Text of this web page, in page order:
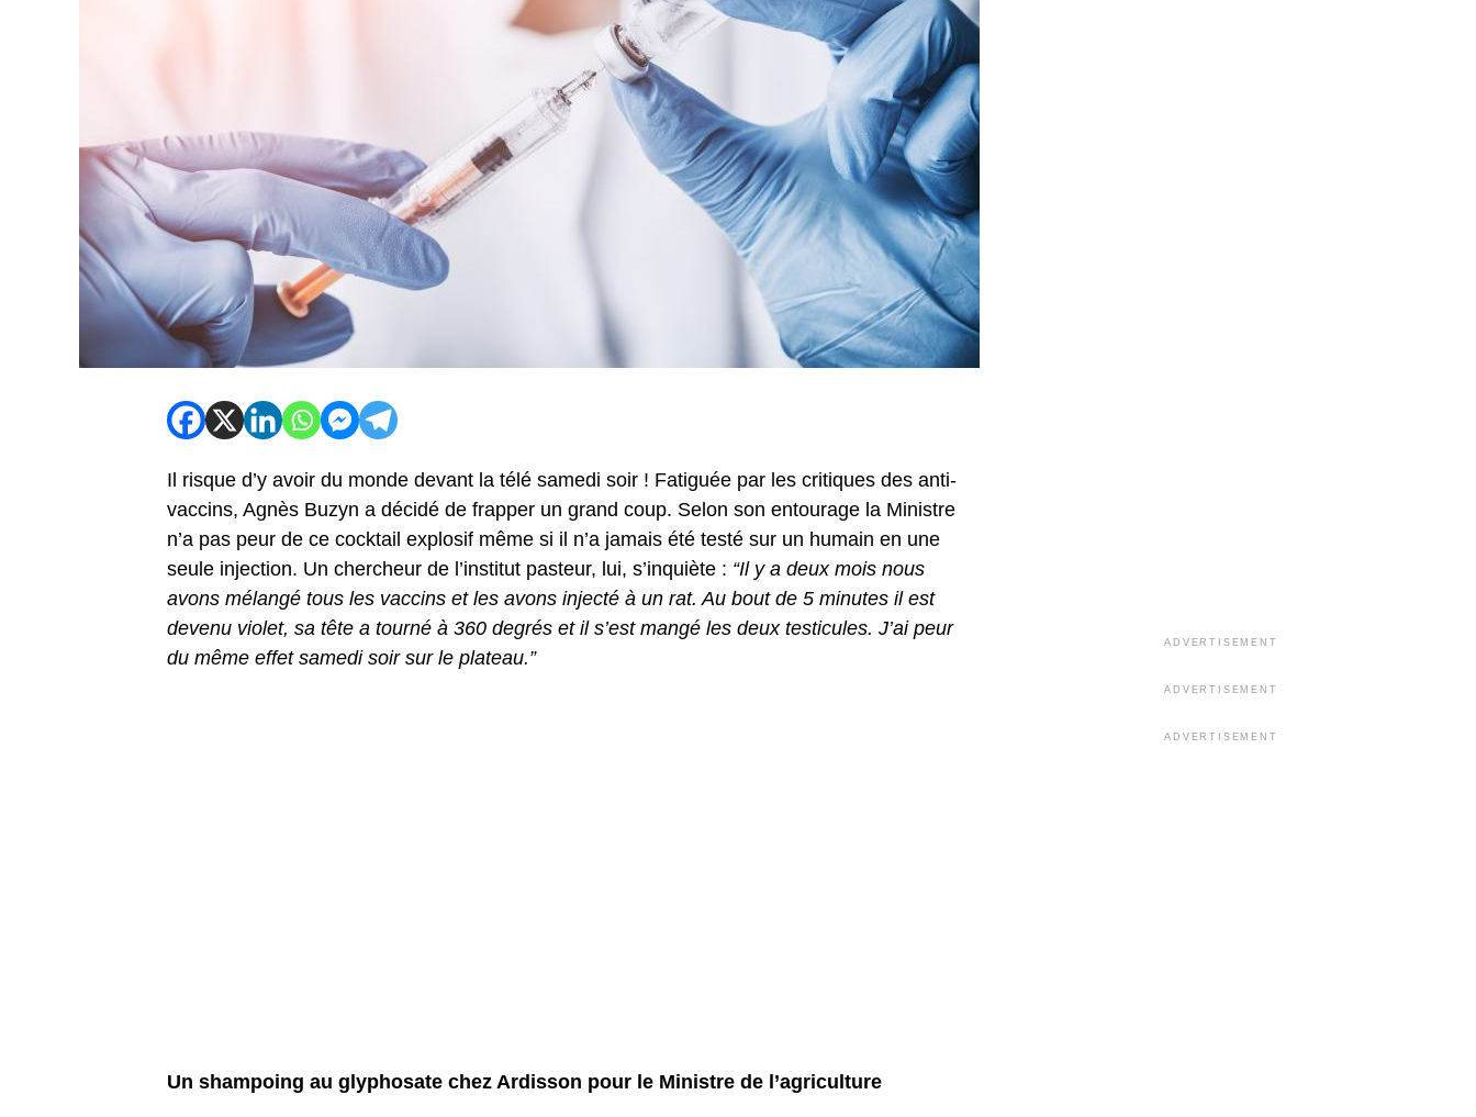
Il risque d’y avoir du monde devant la télé samedi soir ! Fatiguée par les critiques des anti-
vaccins, Agnès Buzyn a décidé de frapper un grand coup. Selon son entourage la Ministre
n’a pas peur de ce cocktail explosif même si il n’a jamais été testé sur un humain en une
seule injection. Un chercheur de l’institut pasteur, lui, s’inquiète : “Il y a deux mois nous
avons mélangé tous les vaccins et les avons injecté à un rat. Au bout de 5 minutes il est
devenu violet, sa tête a tourné à 360 degrés et il s’est mangé les deux testicules. J’ai peur
du même effet samedi soir sur le plateau.”
Un shampoing au glyphosate chez Ardisson pour le Ministre de l’agriculture
ADVERTISEMENT
ADVERTISEMENT
ADVERTISEMENT